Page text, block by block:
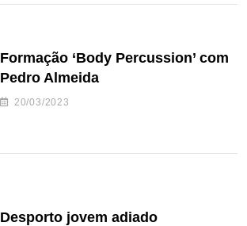
Formação ‘Body Percussion’ com
Pedro Almeida
20/03/2023
Desporto jovem adiado